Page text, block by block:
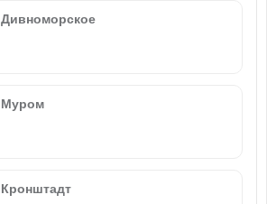
Дивноморское
Муром
Кронштадт